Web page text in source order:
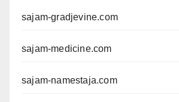
sajam-gradjevine.com
sajam-medicine.com
sajam-namestaja.com